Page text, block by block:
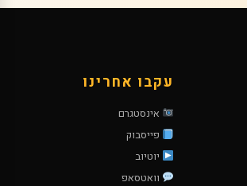
עקבו אחרינו
אינסטגרם
פייסבוק
יוטיוב
וואטסאפ